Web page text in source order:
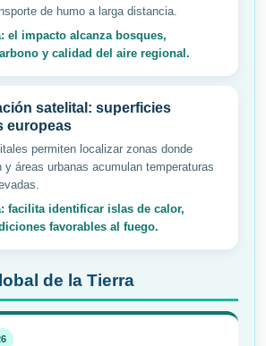
de humo a larga distancia.
el impacto alcanza bosques,
y calidad del aire regional.
satelital: superficies
europeas
permiten localizar zonas donde
y áreas urbanas acumulan temperaturas
facilita identificar islas de calor,
favorables al fuego.
de la Tierra